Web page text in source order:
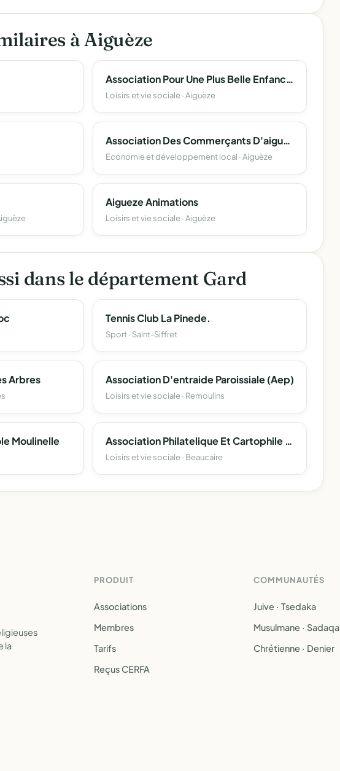
à Aiguèze
Association Pour Une Plus Belle Enfance Apbe
Loisirs et vie sociale · Aiguèze
Association Des Commerçants D'aigueze
Economie et développement local · Aiguèze
Aigueze Animations
Loisirs et vie sociale · Aiguèze
dans le département Gard
Tennis Club La Pinede.
Sport · Saint-Siffret
Arbres Association D'entraide Paroissiale (Aep)
Loisirs et vie sociale · Remoulins
Moulinelle Association Philatelique Et Cartophile Beaucairoise
Loisirs et vie sociale · Beaucaire
la
PRODUIT
Associations
Membres
Tarifs
Reçus CERFA
COMMUNAUTÉS
Juive · Tsedaka
Musulmane · Sadaqa
Chrétienne · Denier